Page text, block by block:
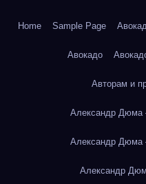
Home Sample Page
Авокадо
Авторам и
Александр Дюма
Александр Дюма
Александр